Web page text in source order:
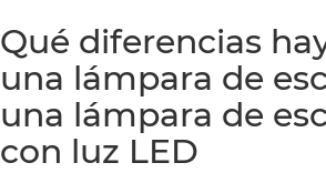
Qué diferencias
una lámpara de
una lámpara de
con luz LED